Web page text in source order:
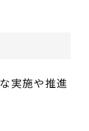
実施や推進